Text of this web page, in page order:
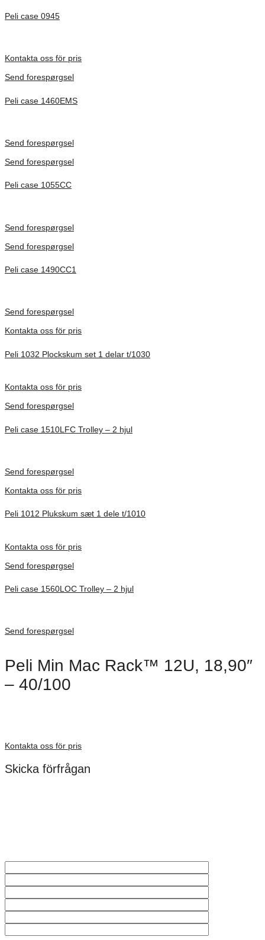
Peli case 0945
Kontakta oss för pris
Send forespørgsel
Peli case 1460EMS
Send forespørgsel
Send forespørgsel
Peli case 1055CC
Send forespørgsel
Send forespørgsel
Peli case 1490CC1
Send forespørgsel
Kontakta oss för pris
Peli 1032 Plockskum set 1 delar t/1030
Kontakta oss för pris
Send forespørgsel
Peli case 1510LFC Trolley – 2 hjul
Send forespørgsel
Kontakta oss för pris
Peli 1012 Plukskum sæt 1 dele t/1010
Kontakta oss för pris
Send forespørgsel
Peli case 1560LOC Trolley – 2 hjul
Send forespørgsel
Peli Min Mac Rack™ 12U, 18,90″
– 40/100
Kontakta oss för pris
Skicka förfrågan